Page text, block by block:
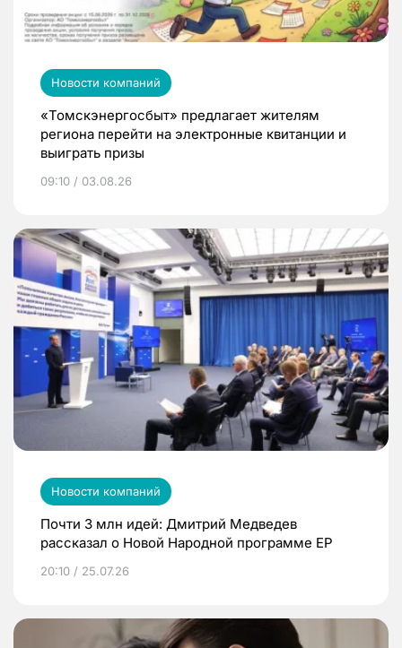
Новости компаний
«Томскэнергосбыт» предлагает жителям
региона перейти на электронные квитанции и
выиграть призы
09:10 / 03.08.26
Новости компаний
Почти 3 млн идей: Дмитрий Медведев
рассказал о Новой Народной программе ЕР
20:10 / 25.07.26